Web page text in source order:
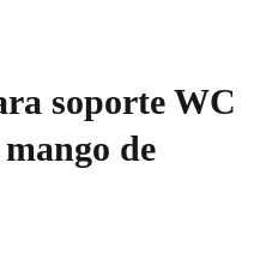
soporte WC
de